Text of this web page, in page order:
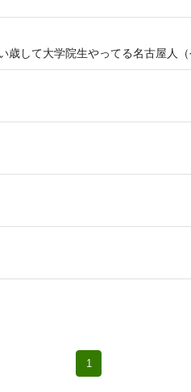
して大学院生やってる名古屋人（
1